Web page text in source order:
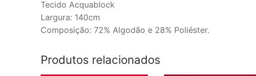
Tecido Acquablock
Largura: 140cm
Composição: 72% Algodão e 28% Poliéster.
Produtos relacionados